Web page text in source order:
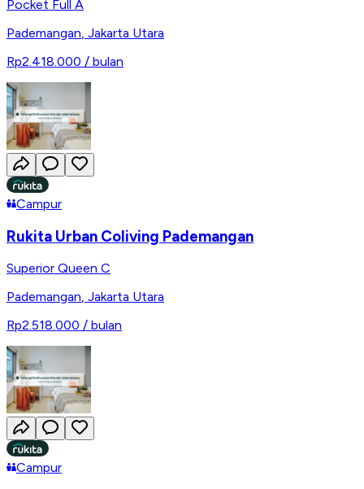
Pocket Full A
Pademangan, Jakarta Utara
Rp2.418.000 / bulan
Campur
Rukita Urban Coliving Pademangan
Superior Queen C
Pademangan, Jakarta Utara
Rp2.518.000 / bulan
Campur